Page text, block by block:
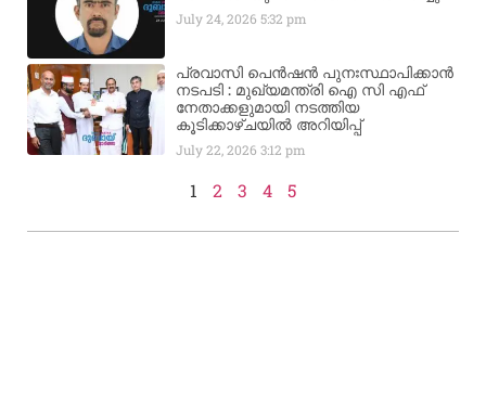
July 24, 20265:32 pm
പ്രവാസി പെൻഷൻ പുനഃസ്ഥാപിക്കാൻ
നടപടി : മുഖ്യമന്ത്രി ഐ സി എഫ്
നേതാക്കളുമായി നടത്തിയ
കൂടിക്കാഴ്ചയിൽ അറിയിപ്പ്
July 22, 20263:12 pm
1 2 3 4 5